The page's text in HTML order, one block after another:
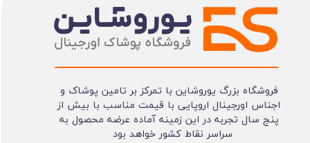
فروشگاه بزرگ یوروشاین با تمرکز بر تامین پوشاک و
اجناس اورجینال اروپایی با قیمت مناسب با بیش از
پنج سال تجربه در این زمینه آماده عرضه محصول به
سراسر نقاط کشور خواهد بود